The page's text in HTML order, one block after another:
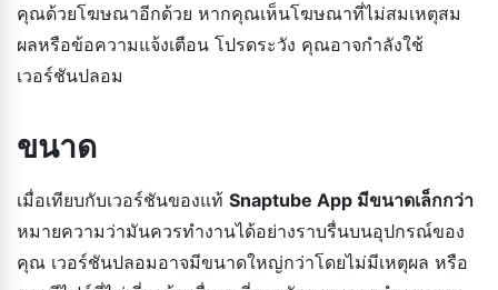
คุณด้วยโฆษณาอีกด้วย หากคุณเห็นโฆษณาที่ไม่สมเหตุสม
ผลหรือข้อความแจ้งเตือน โปรดระวัง คุณอาจกำลังใช้
เวอร์ชันปลอม
ขนาด
เมื่อเทียบกับเวอร์ชันของแท้ Snaptube App มีขนาดเล็กกว่า
หมายความว่ามันควรทำงานได้อย่างราบรื่นบนอุปกรณ์ของ
คุณ เวอร์ชันปลอมอาจมีขนาดใหญ่กว่าโดยไม่มีเหตุผล หรือ